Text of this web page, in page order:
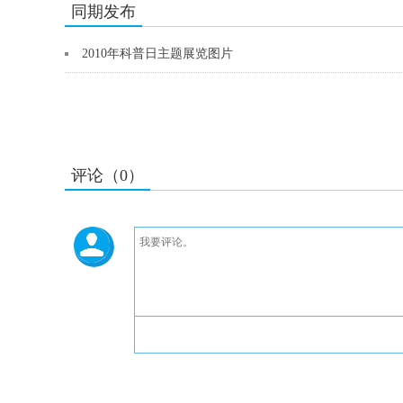
同期发布
2010年科普日主题展览图片
评论（0）